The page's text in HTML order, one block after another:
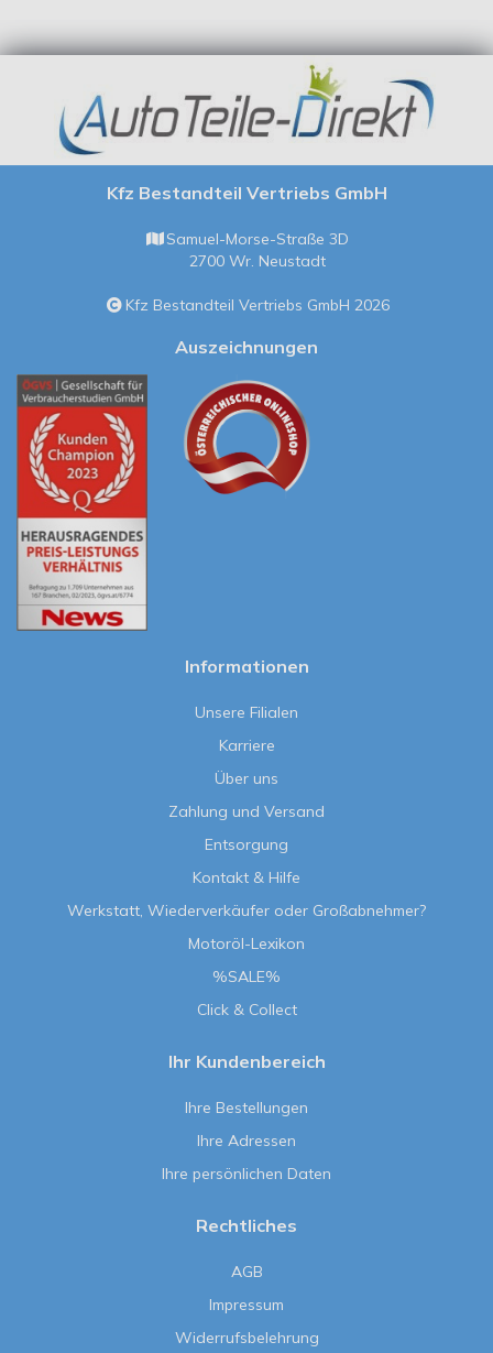
Kfz Bestandteil Vertriebs GmbH
Samuel-Morse-Straße 3D
2700 Wr. Neustadt
Kfz Bestandteil Vertriebs GmbH 2026
Auszeichnungen
Informationen
Unsere Filialen
Karriere
Über uns
Zahlung und Versand
Entsorgung
Kontakt & Hilfe
Werkstatt, Wiederverkäufer oder Großabnehmer?
Motoröl-Lexikon
%SALE%
Click & Collect
Ihr Kundenbereich
Ihre Bestellungen
Ihre Adressen
Ihre persönlichen Daten
Rechtliches
AGB
Impressum
Widerrufsbelehrung